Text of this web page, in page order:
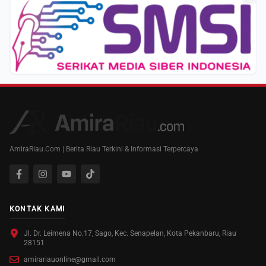
AmiraRiau.Com | Berita Riau Terkini & Informasi Terpercaya
KONTAK KAMI
Jl. Dr. Leimena No.17, Sago, Kec. Senapelan, Kota Pekanbaru, Riau
28151
amirariauonline@gmail.com